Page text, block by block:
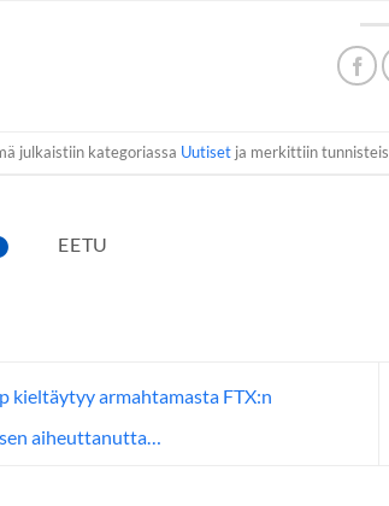
julkaistiin kategoriassa Uutiset ja merkittiin
EETU
kieltäytyy armahtamasta FTX:n
aiheuttanutta…